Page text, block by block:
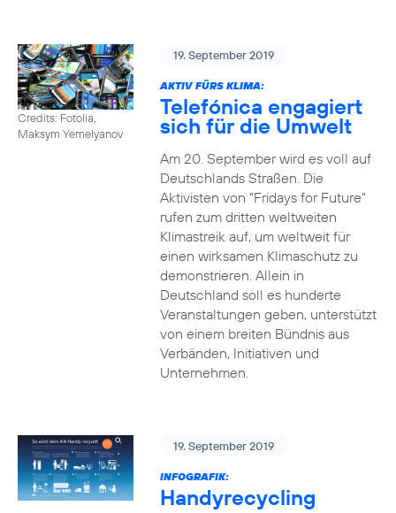
Credits: Fotolia,
Maksym Yemelyanov
19. September 2019
AKTIV FÜRS KLIMA:
Telefónica engagiert
sich für die Umwelt
Am 20. September wird es voll auf
Deutschlands Straßen. Die
Aktivisten von “Fridays for Future”
rufen zum dritten weltweiten
Klimastreik auf, um weltweit für
einen wirksamen Klimaschutz zu
demonstrieren. Allein in
Deutschland soll es hunderte
Veranstaltungen geben, unterstützt
von einem breiten Bündnis aus
Verbänden, Initiativen und
Unternehmen.
19. September 2019
INFOGRAFIK:
Handyrecycling